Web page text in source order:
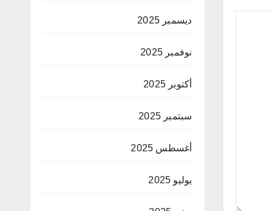
ديسمبر 2025
نوفمبر 2025
أكتوبر 2025
سبتمبر 2025
أغسطس 2025
يوليو 2025